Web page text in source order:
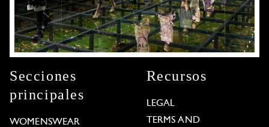
Secciones
principales
WOMENSWEAR
Recursos
LEGAL
TERMS AND